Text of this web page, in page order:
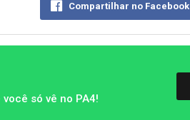
Compartilhar no Facebook
só vê no PA4!